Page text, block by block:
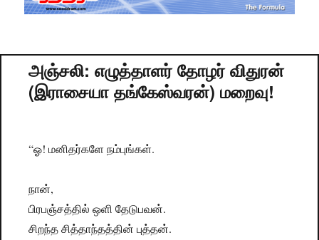
அஞ்சலி: எழுத்தாளர் தோழர் விதுரன்
(இராசையா தங்கேஸ்வரன்) மறைவு!
“ஓ! மனிதர்களே நம்புங்கள்.
நான்,
பிரபஞ்சத்தில் ஒளி தேடுபவன்.
சிறந்த சித்தாந்தத்தின் புத்தன்.